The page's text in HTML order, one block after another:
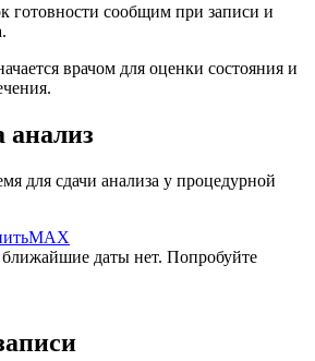
готовности сообщим при записи и
врачом для оценки состояния и
анализ
для сдачи анализа у процедурной
MAX
даты нет. Попробуйте